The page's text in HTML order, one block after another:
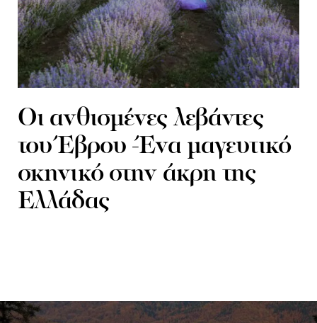
Οι ανθισμένες λεβάντες
του Έβρου -Ένα μαγευτικό
σκηνικό στην άκρη της
Ελλάδας